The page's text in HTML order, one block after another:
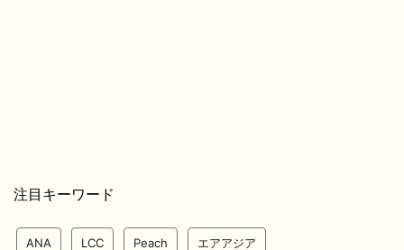
注目キーワード
ANA LCC Peach エアアジア